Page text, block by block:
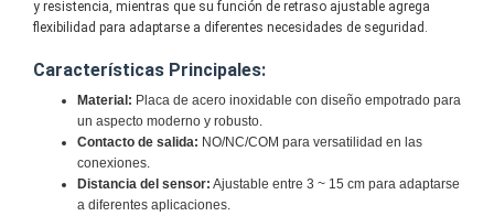
y resistencia, mientras que su función de retraso ajustable agrega
flexibilidad para adaptarse a diferentes necesidades de seguridad.
Características Principales:
Material: Placa de acero inoxidable con diseño empotrado para
un aspecto moderno y robusto.
Contacto de salida: NO/NC/COM para versatilidad en las
conexiones.
Distancia del sensor: Ajustable entre 3 ~ 15 cm para adaptarse
a diferentes aplicaciones.